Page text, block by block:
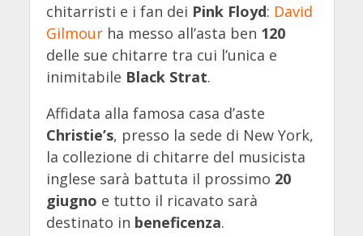
chitarristi e i fan dei Pink Floyd: David
Gilmourha messo all’asta ben 120
delle sue chitarre tra cui l’unica e
inimitabile Black Strat.
Affidata alla famosa casa d’aste
Christie’s, presso la sede di New York,
la collezione di chitarre del musicista
inglese sarà battuta il prossimo 20
giugno e tutto il ricavato sarà
destinato in beneficenza.